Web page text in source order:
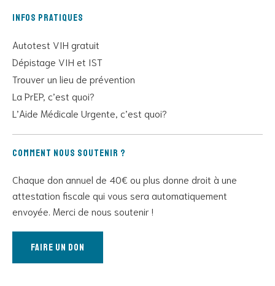
Infos pratiques
Autotest VIH gratuit
Dépistage VIH et IST
Trouver un lieu de prévention
La PrEP, c’est quoi?
L’Aide Médicale Urgente, c’est quoi?
Comment nous soutenir ?
Chaque don annuel de 40€ ou plus donne droit à une
attestation fiscale qui vous sera automatiquement
envoyée. Merci de nous soutenir !
Faire un don